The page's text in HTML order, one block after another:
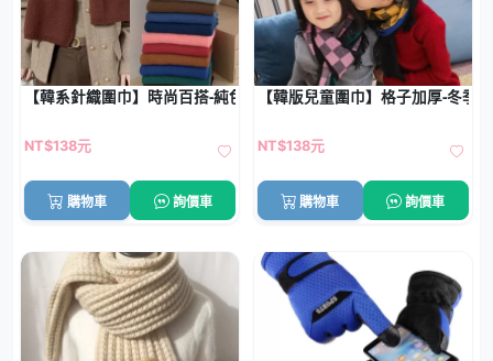
【韓系針織圍巾】時尚百搭-純色保暖長圍巾
NT$138元
購物車 詢價車
【韓版兒童圍巾】格子加厚-冬季
NT$138元
購物車 詢價車